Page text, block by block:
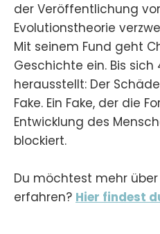
der Veröffentlichung
Evolutionstheorie
Mit seinem Fund geht
Geschichte ein. Bis
herausstellt: Der
Fake. Ein Fake, der die
Entwicklung des
blockiert.
Du möchtest mehr
erfahren? Hier findest